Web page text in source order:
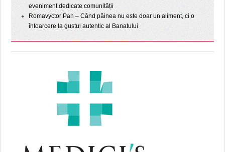
eveniment dedicate comunității
Romavyctor Pan – Când pâinea nu este doar un aliment, ci o
întoarcere la gustul autentic al Banatului